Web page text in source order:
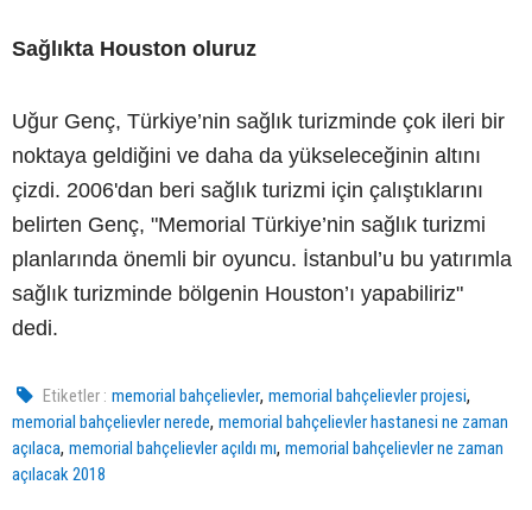
Sağlıkta Houston oluruz
Uğur Genç, Türkiye’nin sağlık turizminde çok ileri bir
noktaya geldiğini ve daha da yükseleceğinin altını
çizdi. 2006'dan beri sağlık turizmi için çalıştıklarını
belirten Genç, "Memorial Türkiye’nin sağlık turizmi
planlarında önemli bir oyuncu. İstanbul’u bu yatırımla
sağlık turizminde bölgenin Houston’ı yapabiliriz"
dedi.
Etiketler : memorial bahçelievler,memorial bahçelievler projesi,
memorial bahçelievler nerede, memorial bahçelievler hastanesi ne zaman
açılaca, memorial bahçelievler açıldı mı, memorial bahçelievler ne zaman
açılacak 2018